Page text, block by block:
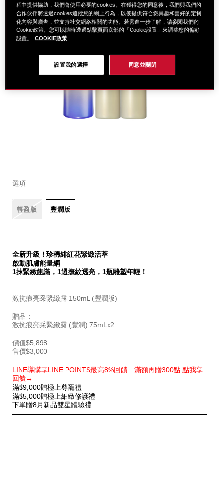
%28%E5%83%B9%E5%80%BC%245%2C898%29-
SB000003235.html
編
SB000003235
選項
輕盈版 豐潤版
全新升級！珍稀緋紅花緊緻活萃
啟動肌膚能量網
1抹緊緻飽滿，1週撫紋透亮，1瓶雕塑年輕！
激抗痕亮采緊緻露 150mL (豐潤版)
贈品：
激抗痕亮采緊緻露 (豐潤) 75mLx2
價值$5,898
售價$3,000
別
優
惠
LINE導購享LINE POINTS最高8%回饋，滿額再贈300點 點我享
回饋→
滿$9,000贈極上尊寵禮
滿$5,000贈極上細緻修護禮
下單贈8月新品雙星體驗禮
程中提供協助，我們會使用必要的cookies。在獲得您的同意後，我們與我們的
合作伙伴將透過cookies追蹤您的網上行為，以便提供符合您興趣和喜好的定制
化內容與廣告，並支持社交網絡相關的功能。若需進一步了解，請參閱我們的
Cookie政策。您可以隨時透過點擊頁面底部的「Cookie設置」來調整您的偏好
設置。 COOKIE政策
設置我的選擇 同意並關閉